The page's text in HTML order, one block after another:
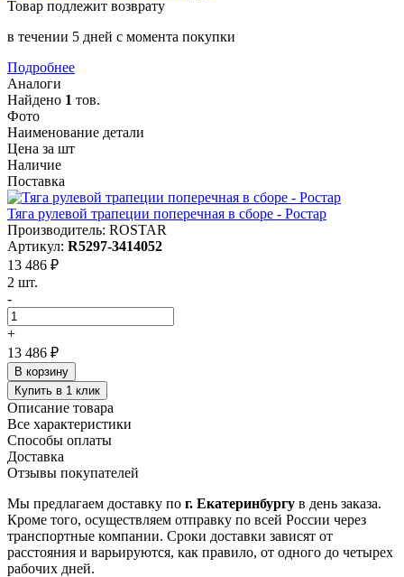
Товар подлежит возврату
в течении 5 дней с момента покупки
Подробнее
Аналоги
Найдено 1 тов.
Фото
Наименование детали
Цена за шт
Наличие
Поставка
Тяга рулевой трапеции поперечная в сборе - Ростар
Производитель: ROSTAR
Артикул: R5297-3414052
13 486 ₽
2 шт.
-
+
13 486 ₽
В корзину
Купить в 1 клик
Описание товара
Все характеристики
Способы оплаты
Доставка
Отзывы покупателей
Мы предлагаем доставку по г. Екатеринбургу в день заказа.
Кроме того, осуществляем отправку по всей России через
транспортные компании. Сроки доставки зависят от
расстояния и варьируются, как правило, от одного до четырех
рабочих дней.